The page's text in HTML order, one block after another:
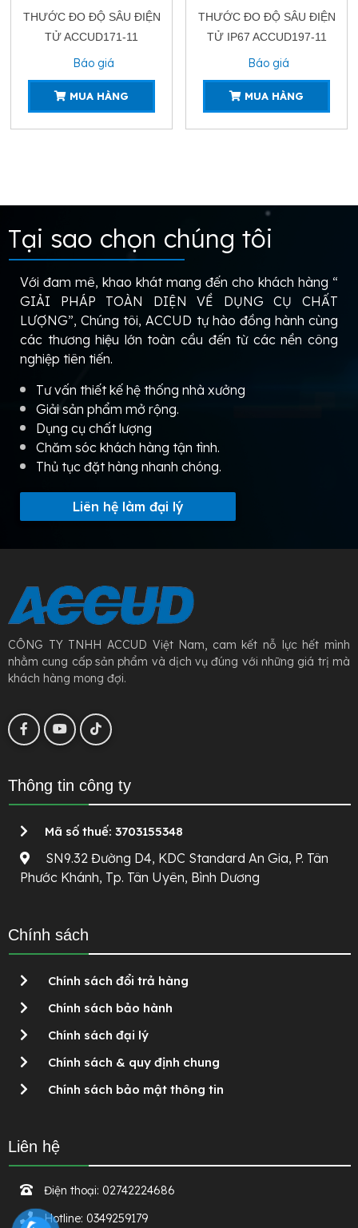
THƯỚC ĐO ĐỘ SÂU ĐIỆN
TỬ ACCUD171-11
Báo giá
MUA HÀNG
THƯỚC ĐO ĐỘ SÂU ĐIỆN
TỬ IP67 ACCUD197-11
Báo giá
MUA HÀNG
Tại sao chọn chúng tôi
Với đam mê, khao khát mang đến cho khách hàng “
GIẢI PHÁP TOÀN DIỆN VỀ DỤNG CỤ CHẤT
LƯỢNG”, Chúng tôi, ACCUD tự hào đồng hành cùng
các thương hiệu lớn toàn cầu đến từ các nền công
nghiệp tiên tiến.
Tư vấn thiết kế hệ thống nhà xưởng
Giải sản phẩm mở rộng.
Dụng cụ chất lượng
Chăm sóc khách hàng tận tình.
Thủ tục đặt hàng nhanh chóng.
Liên hệ làm đại lý
CÔNG TY TNHH ACCUD Việt Nam, cam kết nỗ lực hết mình
nhằm cung cấp sản phẩm và dịch vụ đúng với những giá trị mà
khách hàng mong đợi.
Thông tin công ty
Mã số thuế: 3703155348
SN9.32 Đường D4, KDC Standard An Gia, P. Tân
Phước Khánh, Tp. Tân Uyên, Bình Dương
Chính sách
Chính sách đổi trả hàng
Chính sách bảo hành
Chính sách đại lý
Chính sách & quy định chung
Chính sách bảo mật thông tin
Liên hệ
Điện thoại: 02742224686
Hotline: 0349259179